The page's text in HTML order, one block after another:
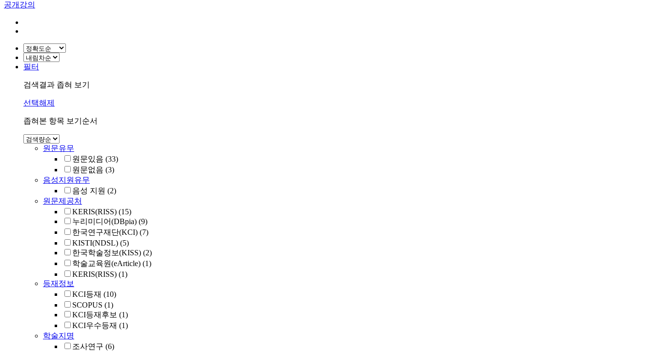
공개강의
필터
검색결과 좁혀 보기
선택해제
좁혀본 항목 보기순서
원문유무
원문있음 (33)
원문없음 (3)
음성지원유무
음성 지원 (2)
원문제공처
KERIS(RISS) (15)
누리미디어(DBpia) (9)
한국연구재단(KCI) (7)
KISTI(NDSL) (5)
한국학술정보(KISS) (2)
학술교육원(eArticle) (1)
KERIS(RISS) (1)
등재정보
KCI등재 (10)
SCOPUS (1)
KCI등재후보 (1)
KCI우수등재 (1)
학술지명
조사연구 (6)